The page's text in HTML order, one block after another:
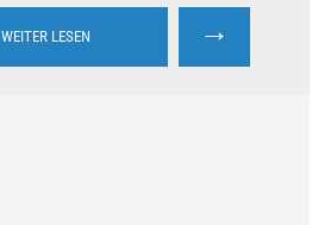
WEITER LESEN →